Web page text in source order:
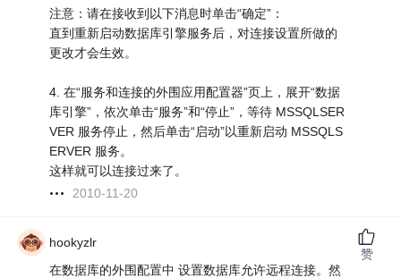
注意：请在接收到以下消息时单击“确定”：
直到重新启动数据库引擎服务后，对连接设置所做的
更改才会生效。
4. 在“服务和连接的外围应用配置器”页上，展开“数据
库引擎”，依次单击“服务”和“停止”，等待 MSSQLSER
VER 服务停止，然后单击“启动”以重新启动 MSSQLS
ERVER 服务。
这样就可以连接过来了。
2010-11-20
hookyzlr
在数据库的外围配置中 设置数据库允许远程连接。然
赞